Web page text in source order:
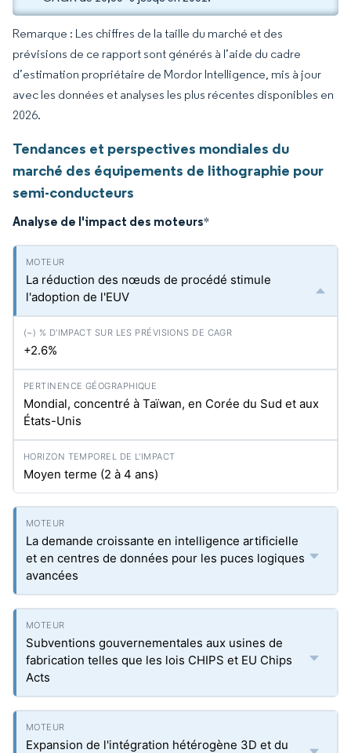
Remarque : Les chiffres de la taille du marché et des
prévisions de ce rapport sont générés à l’aide du cadre
d’estimation propriétaire de Mordor Intelligence, mis à jour
avec les données et analyses les plus récentes disponibles en
2026.
Tendances et perspectives mondiales du
marché des équipements de lithographie pour
semi-conducteurs
Analyse de l'impact des moteurs*
La réduction des nœuds de procédé stimule
l'adoption de l'EUV
+2.6%
Mondial, concentré à Taïwan, en Corée du Sud et aux
États-Unis
Moyen terme (2 à 4 ans)
La demande croissante en intelligence artificielle
et en centres de données pour les puces logiques
avancées
Subventions gouvernementales aux usines de
fabrication telles que les lois CHIPS et EU Chips
Acts
Expansion de l'intégration hétérogène 3D et du